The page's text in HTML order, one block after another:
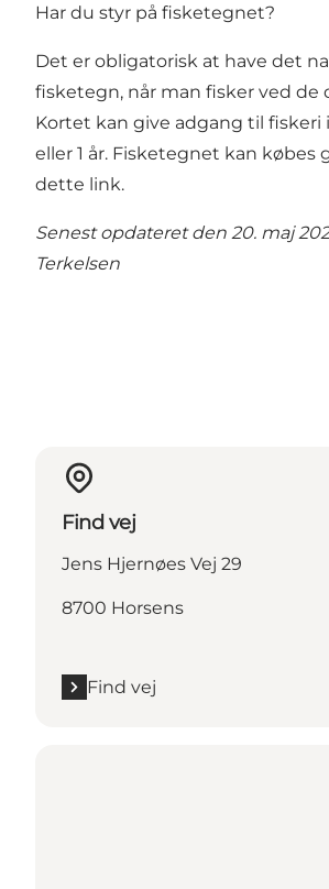
Har du styr på fisketegnet?
Det er obligatorisk at have det
fisketegn, når man fisker ved de
Kortet kan give adgang til fiskeri i
eller 1 år. Fisketegnet kan købes
dette link.
Senest opdateret den 20. maj
Terkelsen
Find vej
Jens Hjernøes Vej 29
8700 Horsens
Find vej